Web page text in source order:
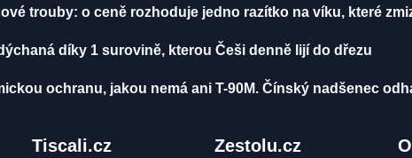
trouby: o ceně rozhoduje jedno razítko na víku, které
díky 1 surovině, kterou Češi denně lijí do dřezu
ochranu, jakou nemá ani T-90M. Čínský nadšenec
Tiscali.cz Zestolu.cz